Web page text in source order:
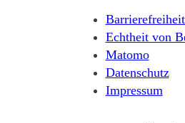
Echtheit von
Matomo
Datenschutz
Impressum